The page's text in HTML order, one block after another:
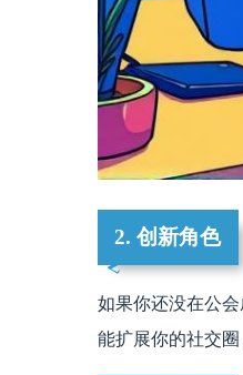
2. 创新角色
如果你还没在公
能扩展你的社交圈